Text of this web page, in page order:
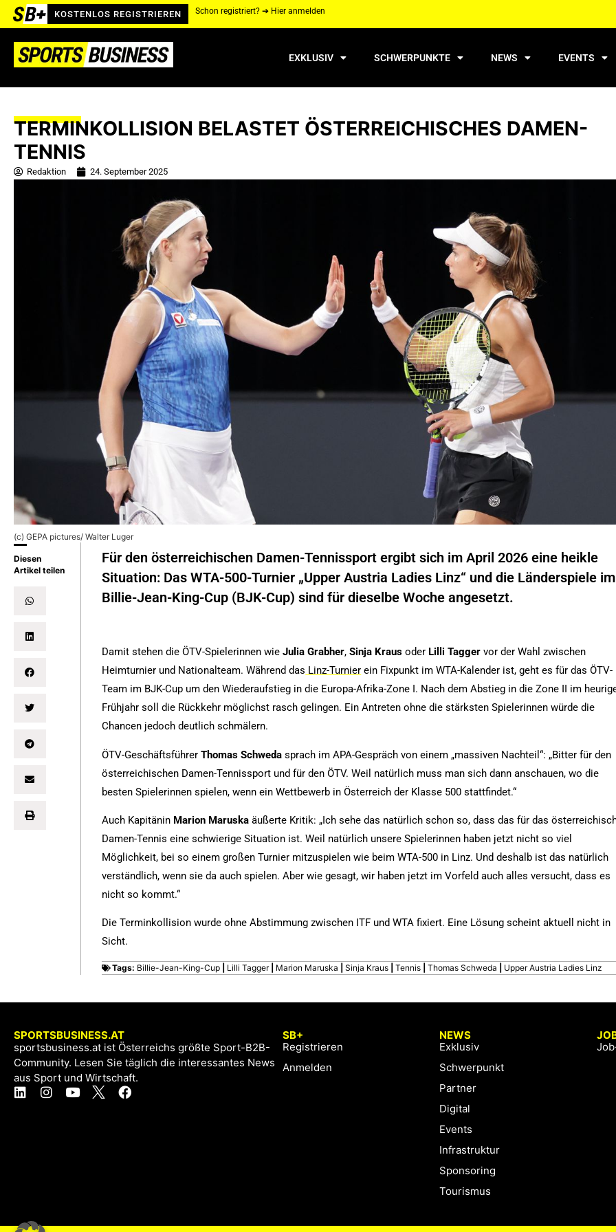
KOSTENLOS REGISTRIEREN Schon registriert? ➔ Hier anmelden
EXKLUSIV SCHWERPUNKTE NEWS EVENTS
TERMINKOLLISION BELASTET ÖSTERREICHISCHES DAMEN-
TENNIS
Redaktion 24. September 2025
(c) GEPA pictures/ Walter Luger
Diesen
Artikel teilen
Für den österreichischen Damen-Tennissport ergibt sich im April 2026 eine heikle
Situation: Das WTA-500-Turnier „Upper Austria Ladies Linz“ und die Länderspiele im
Billie-Jean-King-Cup (BJK-Cup) sind für dieselbe Woche angesetzt.
Damit stehen die ÖTV-Spielerinnen wieJulia Grabher,Sinja Kraus oder Lilli Tagger vor der Wahl zwischen
Heimturnier und Nationalteam. Während das Linz-Turnier ein Fixpunkt im WTA-Kalender ist, geht es für das ÖTV-
Team im BJK-Cup um den Wiederaufstieg in die Europa-Afrika-Zone I. Nach dem Abstieg in die Zone II im
Frühjahr soll die Rückkehr möglichst rasch gelingen. Ein Antreten ohne die stärksten Spielerinnen würde die
Chancen jedoch deutlich schmälern.
ÖTV-GeschäftsführerThomas Schweda sprach im APA-Gespräch von einem „massiven Nachteil“: „Bitter für den
österreichischen Damen-Tennissport und für den ÖTV. Weil natürlich muss man sich dann anschauen, wo die
besten Spielerinnen spielen, wenn ein Wettbewerb in Österreich der Klasse 500 stattfindet.“
Auch Kapitänin Marion Maruska äußerte Kritik: „Ich sehe das natürlich schon so, dass das für das
Damen-Tennis eine schwierige Situation ist. Weil natürlich unsere Spielerinnen haben jetzt nicht so viel
Möglichkeit, bei so einem großen Turnier mitzuspielen wie beim WTA-500 in Linz. Und deshalb ist das natürlich
verständlich, wenn sie da auch spielen. Aber wie gesagt, wir haben jetzt im Vorfeld auch alles versucht, dass es
nicht so kommt.“
Die Terminkollision wurde ohne Abstimmung zwischen ITF und WTA fixiert. Eine Lösung scheint aktuell nicht in
Sicht.
Tags: Billie-Jean-King-Cup Lilli Tagger| Marion Maruska |Sinja Kraus |Tennis |Thomas Schweda Upper Austria Ladies Linz
SPORTSBUSINESS.AT
sportsbusiness.at ist Österreichs größte Sport-B2B-
Community. Lesen Sie täglich die interessantes News
aus Sport und Wirtschaft.
SB+
Registrieren
Anmelden
NEWS
Exklusiv
Schwerpunkt
Partner
Digital
Events
Infrastruktur
Sponsoring
Tourismus